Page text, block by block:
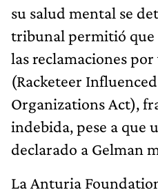
su salud mental se
tribunal permitió que
las reclamaciones
(Racketeer
Organizations Act),
indebida, pese a que
declarado a Gelman
La Anturia